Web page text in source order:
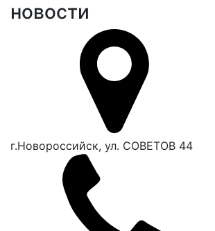
новости
г.Новороссийск, ул. СОВЕТОВ 44